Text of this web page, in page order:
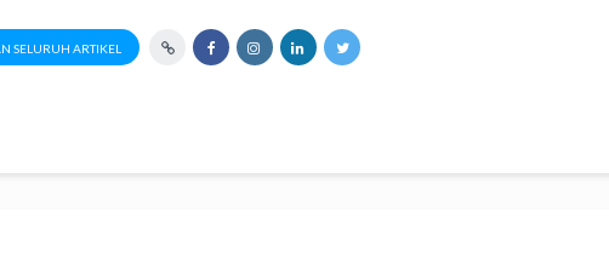
SELURUH ARTIKEL